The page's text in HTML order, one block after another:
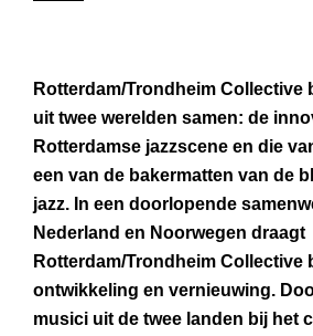
Rotterdam/Trondheim Collective
uit twee werelden samen: de
Rotterdamse jazzscene en die
een van de bakermatten van de
jazz. In een doorlopende
Nederland en Noorwegen draagt
Rotterdam/Trondheim Collective
ontwikkeling en vernieuwing.
musici uit de twee landen bij het